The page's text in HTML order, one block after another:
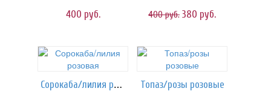
400 руб. 400руб. 380 руб.
Сорокаба/лилия розовая Топаз/розы розовые